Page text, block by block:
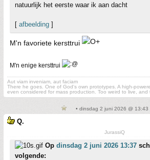
natuurlijk het eerste waar ik aan dacht
[ afbeelding ]
M'n favoriete kersttrui
M'n enige kersttrui
Aut viam inveniam, aut faciam
There he goes. One of God's own prototypes. A high-
even considered for mass production. Too weird to live, and
• dinsdag 2 juni 2026 @ 13:43
Q.
JurassiQ
Op dinsdag 2 juni 2026 13:37
volgende: